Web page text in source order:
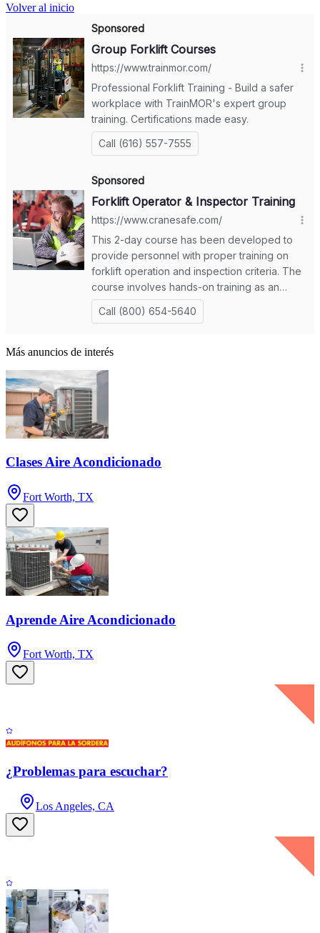
Volver al inicio
Más anuncios de interés
Clases Aire Acondicionado
Fort Worth, TX
Aprende Aire Acondicionado
Fort Worth, TX
¿Problemas para escuchar?
Los Angeles, CA